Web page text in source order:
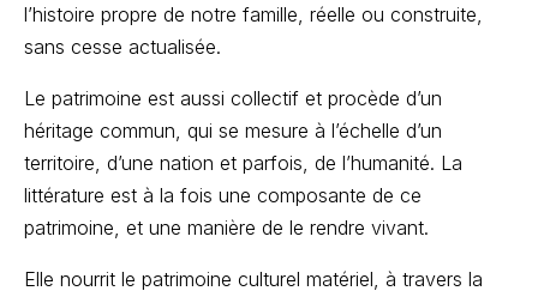
l’histoire propre de notre famille, réelle ou construite,
sans cesse actualisée.
Le patrimoine est aussi collectif et procède d’un
héritage commun, qui se mesure à l’échelle d’un
territoire, d’une nation et parfois, de l’humanité. La
littérature est à la fois une composante de ce
patrimoine, et une manière de le rendre vivant.
Elle nourrit le patrimoine culturel matériel, à travers la